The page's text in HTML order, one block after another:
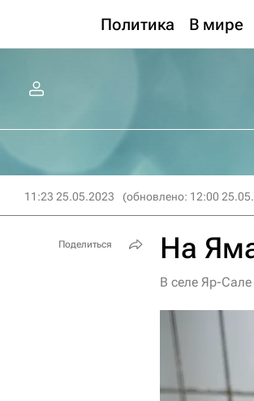
Политика В мире
11:23 25.05.2023 (обновлено: 12:00
На
В селе Яр-
Поделиться